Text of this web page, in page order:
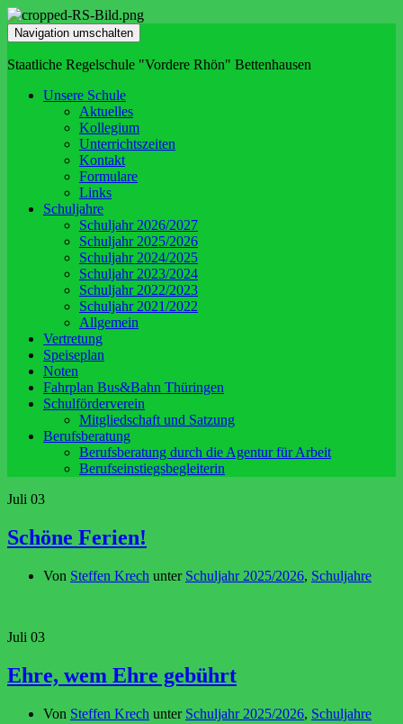
Navigation umschalten
Staatliche Regelschule "Vordere Rhön" Bettenhausen
Unsere Schule
Aktuelles
Kollegium
Unterrichtszeiten
Kontakt
Formulare
Links
Schuljahre
Schuljahr 2026/2027
Schuljahr 2025/2026
Schuljahr 2024/2025
Schuljahr 2023/2024
Schuljahr 2022/2023
Schuljahr 2021/2022
Allgemein
Vertretung
Speiseplan
Noten
Fahrplan Bus&Bahn Thüringen
Schulförderverein
Mitgliedschaft und Satzung
Berufsberatung
Berufsberatung durch die Agentur für Arbeit
Berufseinstiegsbegleiterin
Juli 03
Schöne Ferien!
Von Steffen Krech unter Schuljahr 2025/2026, Schuljahre
Juli 03
Ehre, wem Ehre gebührt
Von Steffen Krech unter Schuljahr 2025/2026, Schuljahre